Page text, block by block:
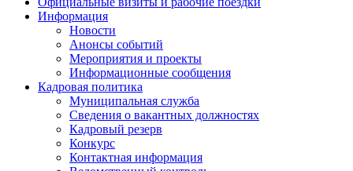
Информация
Новости
Анонсы событий
Мероприятия и проекты
Информационные сообщения
Кадровая политика
Муниципальная служба
Сведения о вакантных должностях
Кадровый резерв
Конкурс
Контактная информация